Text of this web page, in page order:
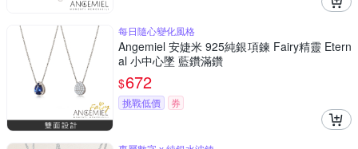
每日隨心變化風格
Angemiel 安婕米 925純銀項鍊 Fairy精靈 Etern
al 小中心墜 藍鑽滿鑽
$672
挑戰低價 券